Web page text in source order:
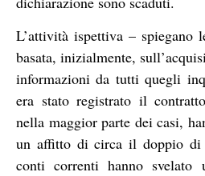
L’attività ispettiva –
basata, inizialmente,
informazioni da tutti quegli
era stato registrato il
nella maggior parte dei casi,
un affitto di circa il doppio
conti correnti hanno svelato